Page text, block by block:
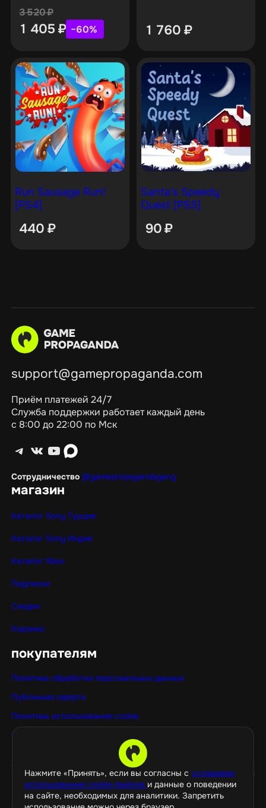
Нажмите «Принять», если вы согласны с условиями
использования cookie-файлов и данные о поведении
на сайте, необходимых для аналитики. Запретить
3 520₽
1 405 ₽ −60% 1 760 ₽
Run Sausage Run!
[PS4]
440 ₽
Santa’s Speedy
Quest [PS5]
90₽
support@gamepropaganda.com
Приём платежей 24/7
Служба поддержки работает каждый день
с 8:00 до 22:00 по Мск
Telegram ВКонтакте YouTube max
Сотрудничество @gamepropagandagang
магазин
Каталог Sony Турция
Каталог Sony Индия
Каталог Xbox
Подписки
Скидки
Корзина
покупателям
Политика обработки персональных данных
Публичная оферта
Политика использования cookie
Оптовые покупки